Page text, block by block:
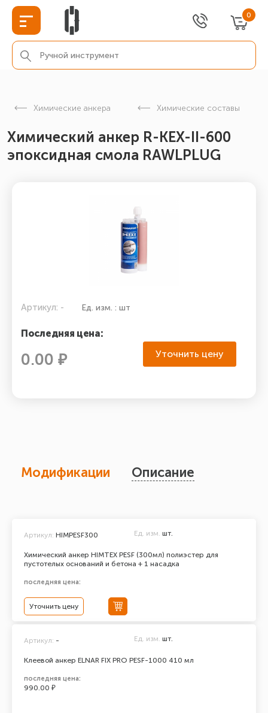
0
Химические анкера Химические составы
Химический анкер R-KEX-II-600
эпоксидная смола RAWLPLUG
Артикул: - Ед. изм. : шт
Последняя цена:
0.00 ₽ Уточнить цену
Модификации Описание
Химический анкер HIMTEX PESF (300мл) полиэстер для
пустотелых оснований и бетона + 1 насадка
Артикул: HIMPESF300 Ед. изм. шт.
последняя цена:
Уточнить цену
Клеевой анкер ELNAR FIX PRO PESF-1000 410 мл
Артикул: - Ед. изм. шт.
последняя цена:
990.00 ₽